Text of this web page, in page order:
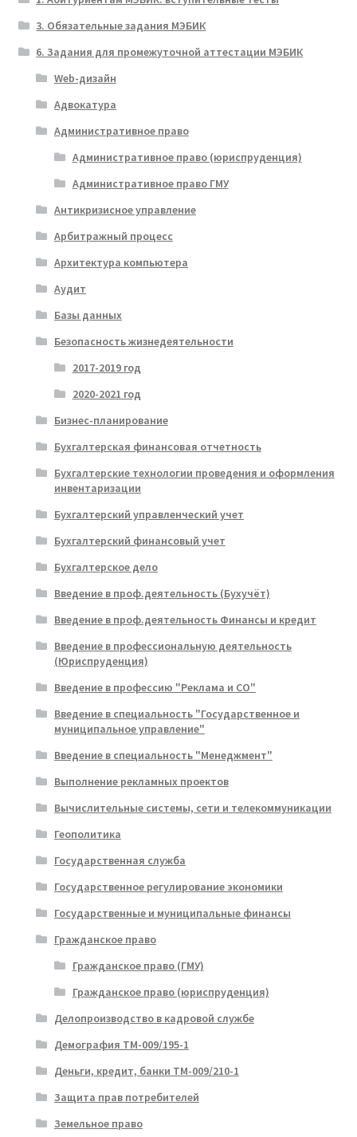
3. Обязательные задания МЭБИК
6. Задания для промежуточной аттестации МЭБИК
Web-дизайн
Адвокатура
Административное право
Административное право (юриспруденция)
Административное право ГМУ
Антикризисное управление
Арбитражный процесс
Архитектура компьютера
Аудит
Базы данных
Безопасность жизнедеятельности
2017-2019 год
2020-2021 год
Бизнес-планирование
Бухгалтерская финансовая отчетность
Бухгалтерские технологии проведения и оформления
инвентаризации
Бухгалтерский управленческий учет
Бухгалтерский финансовый учет
Бухгалтерское дело
Введение в проф.деятельность (Бухучёт)
Введение в проф.деятельность Финансы и кредит
Введение в профессиональную деятельность
(Юриспруденция)
Введение в профессию "Реклама и СО"
Введение в специальность "Государственное и
муниципальное управление"
Введение в специальность "Менеджмент"
Выполнение рекламных проектов
Вычислительные системы, сети и телекоммуникации
Геополитика
Государственная служба
Государственное регулирование экономики
Государственные и муниципальные финансы
Гражданское право
Гражданское право (ГМУ)
Гражданское право (юриспруденция)
Делопроизводство в кадровой службе
Демография ТМ-009/195-1
Деньги, кредит, банки ТМ-009/210-1
Защита прав потребителей
Земельное право